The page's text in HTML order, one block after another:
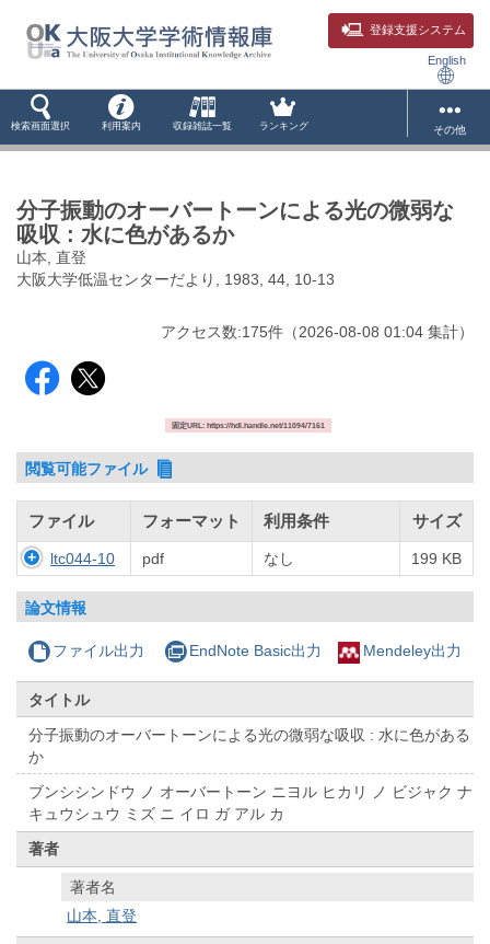
登録支援システム
English
検索画面選択 利用案内 収録雑誌一覧 ランキング その他
分子振動のオーバートーンによる光の微弱な
吸収 : 水に色があるか
山本, 直登
大阪大学低温センターだより, 1983, 44, 10-13
アクセス数:175件 （2026-08-08 01:04 集計）
固定URL: https://hdl.handle.net/11094/7161
閲覧可能ファイル
ファイル フォーマット 利用条件 サイズ
ltc044-10 pdf なし 199 KB
論文情報
ファイル出力 EndNote Basic出力 Mendeley出力
タイトル
分子振動のオーバートーンによる光の微弱な吸収 : 水に色がある
か
ブンシシンドウ ノ オーバートーン ニヨル ヒカリ ノ ビジャク ナ
キュウシュウ ミズ ニ イロ ガ アル カ
著者
著者名
山本, 直登